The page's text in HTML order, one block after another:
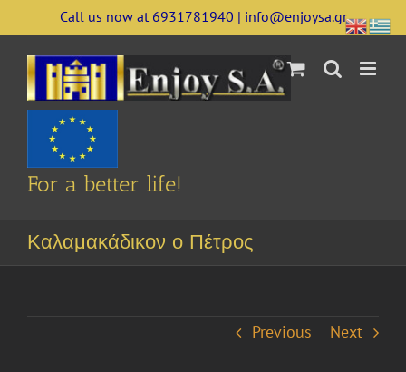
to
content
Call us now at 6931781940 | info@enjoysa.gr
For a better life!
Καλαμακάδικον ο Πέτρος
Previous Next